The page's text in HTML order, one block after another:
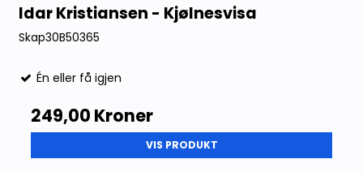
Idar Kristiansen - Kjølnesvisa
Skap30B50365
Én eller få igjen
249,00 Kroner
VIS PRODUKT